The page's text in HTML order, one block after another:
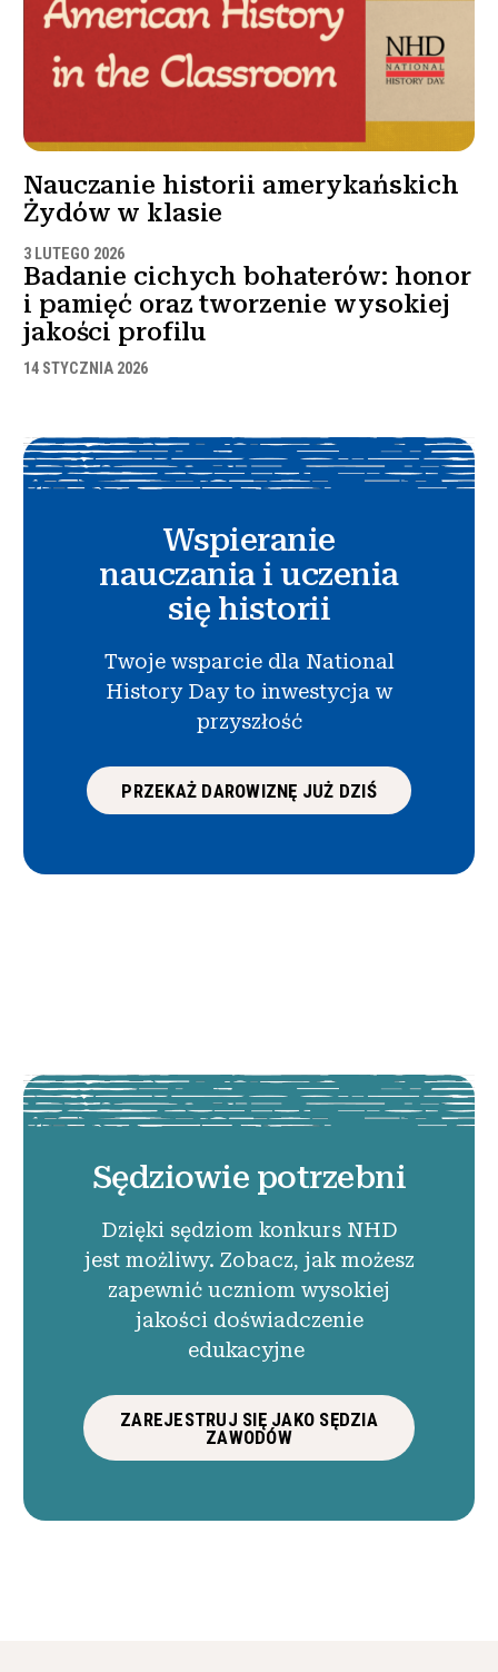
Nauczanie historii amerykańskich
Żydów w klasie
3 LUTEGO 2026
Badanie cichych bohaterów: honor
i pamięć oraz tworzenie wysokiej
jakości profilu
14 STYCZNIA 2026
Wspieranie
nauczania i uczenia
się historii
Twoje wsparcie dla National
History Day to inwestycja w
przyszłość
PRZEKAŻ DAROWIZNĘ JUŻ DZIŚ
Sędziowie potrzebni
Dzięki sędziom konkurs NHD
jest możliwy. Zobacz, jak możesz
zapewnić uczniom wysokiej
jakości doświadczenie
edukacyjne
ZAREJESTRUJ SIĘ JAKO SĘDZIA
ZAWODÓW